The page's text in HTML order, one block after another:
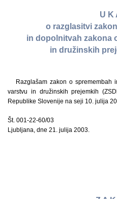
U K
o razglasitvi
in dopolnitvah zakona
in družinskih
Razglašam zakon o spremembah
varstvu in družinskih prejemkih
Republike Slovenije na seji 10. julija
Št. 001-22-60/03
Ljubljana, dne 21. julija 2003.